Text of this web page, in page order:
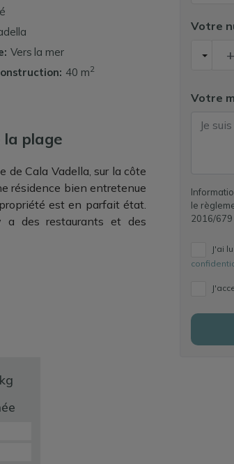
Vers la mer
40 m2
la plage
de Cala Vadella, sur la côte
résidence bien entretenue
est en parfait état.
des restaurants et des
Votre
Votre
le
2016/
J'ai